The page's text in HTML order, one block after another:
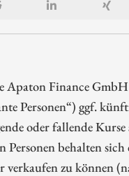
Apaton Finance
Personen“) ggf.
oder fallende
behalten
zu können